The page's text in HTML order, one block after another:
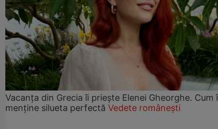
Vacanța din Grecia îi priește Elenei Gheorghe. Cum
menține silueta perfectă Vedete românești